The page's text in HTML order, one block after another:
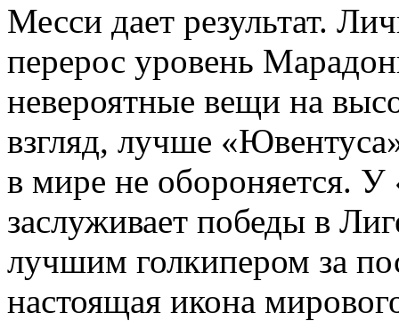
Месси дает результат.
перерос уровень
невероятные вещи на
взгляд, лучше
в мире не обороняется.
заслуживает победы в
лучшим голкипером за
настоящая икона